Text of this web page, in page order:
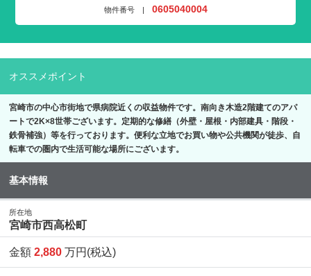
物件番号 | 0605040004
オススメポイント
宮崎市の中心市街地で県病院近くの収益物件です。南向き木造2階建てのアパ
ートで2K×8世帯ございます。定期的な修繕（外壁・屋根・内部建具・階段・
鉄骨補強）等を行っております。便利な立地でお買い物や公共機関が徒歩、自
転車での圏内で生活可能な場所にございます。
基本情報
所在地
宮崎市西高松町
金額2,880 万円(税込)